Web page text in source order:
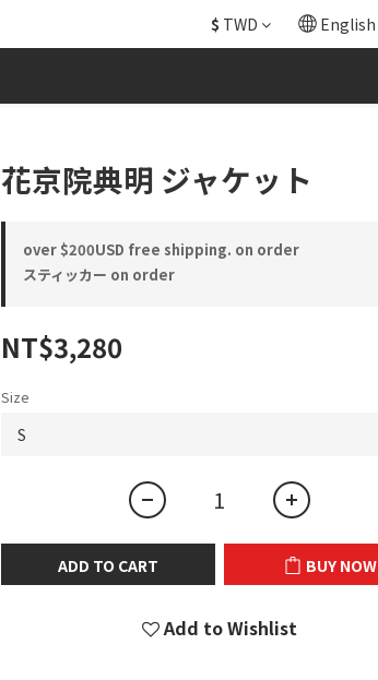
$ TWD English
花京院典明 ジャケット
over $200USD free shipping. on order
スティッカー on order
NT$3,280
Size
ADD TO CART BUY NOW
Add to Wishlist